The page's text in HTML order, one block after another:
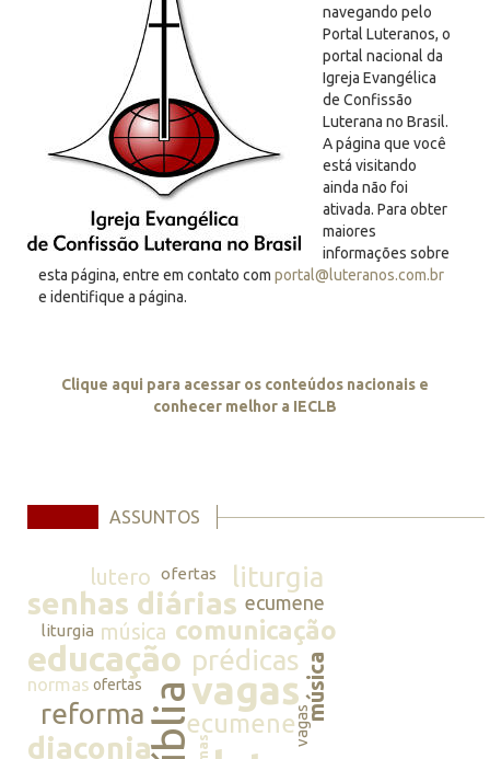
navegando pelo
Portal Luteranos, o
portal nacional da
Igreja Evangélica
de Confissão
Luterana no Brasil.
A página que você
está visitando
ainda não foi
ativada. Para obter
maiores
informações sobre
esta página, entre em contato com portal@luteranos.com.br
e identifique a página.
Clique aqui para acessar os conteúdos nacionais e
conhecer melhor a IECLB
ASSUNTOS
lutero ofertas liturgia
senhas diárias ecumene
liturgia música comunicação
educação prédicasmúsica
normas ofertasbíbliavagas
reforma
diaconia
ecumenevagas